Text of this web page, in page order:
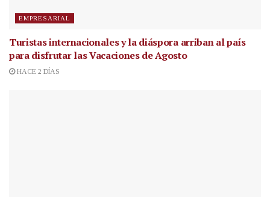
EMPRESARIAL
Turistas internacionales y la diáspora arriban al país
para disfrutar las Vacaciones de Agosto
HACE 2 DÍAS